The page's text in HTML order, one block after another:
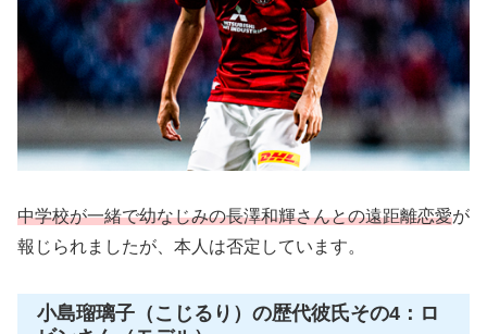
中学校が一緒で幼なじみの長澤和輝さんとの遠距離恋愛が
報じられましたが、本人は否定しています。
小島瑠璃子（こじるり）の歴代彼氏その4：ロ